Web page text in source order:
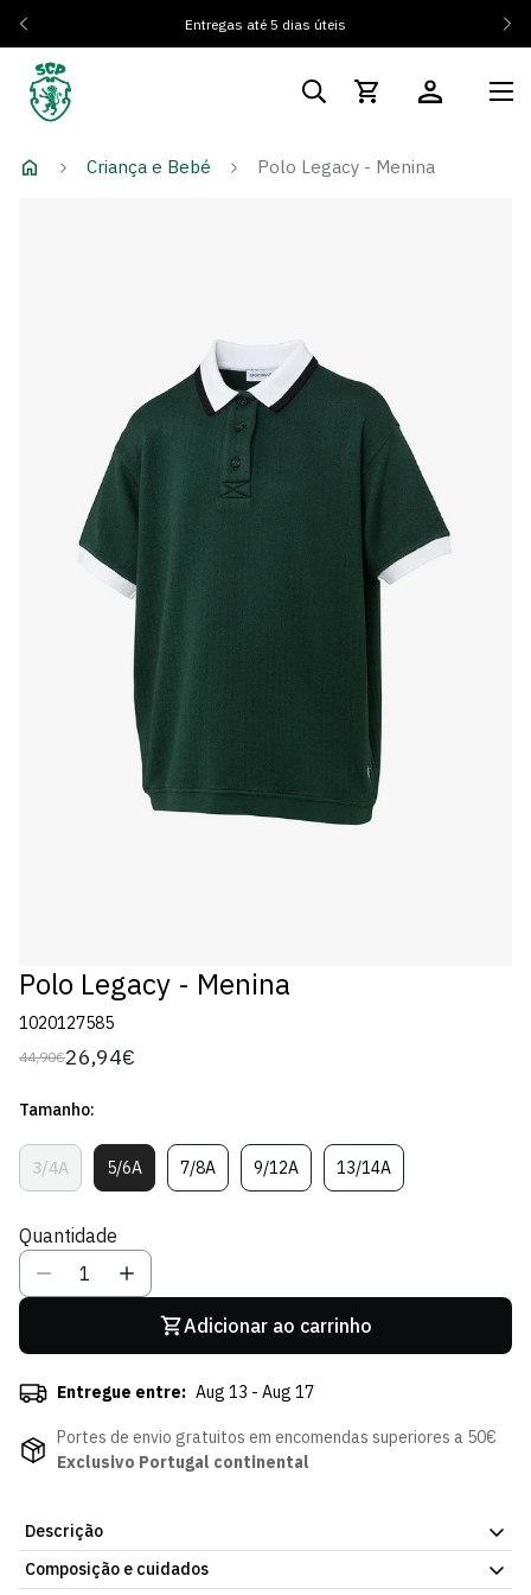
Entregas até 5 dias úteis
Criança e Bebé Polo Legacy - Menina
Polo Legacy - Menina
1020127585
Preço
44,90€
Preço
venda
26,94€
Tamanho:
3/4AVariante
Esgotada
Indisponível
5/6AVariante
Esgotada
7/8AVariante
Esgotada
9/12AVariante
Esgotada
13/14AVariante
Esgotada
Quantidade
Adicionar ao carrinho
Entregue entre: Aug 13 - Aug 17
Portes de envio gratuitos em encomendas superiores a 50€
Exclusivo Portugal continental
Descrição
Descontraído e elegante, o Polo Legacy de Menina do
Composição e cuidados